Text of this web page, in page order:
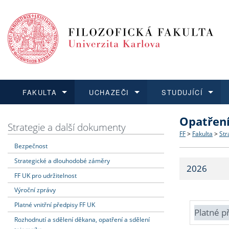
FAKULTA
Dozvědět se více
Struktura
Strategie
Fakultní
UCHAZEČI
Podat přihlášku
Co
Učitelské
STUDUJÍCÍ
Dozvědět se více
Dozvědět se více
O vědě a
Dozvědět se více
Aktuální
Strategie a další dokumenty
Bezpečnost
Strategické a dlouhodobé záměry
FF UK pro udržitelnost
Výroční zprávy
Platné vnitřní předpisy FF UK
Rozhodnutí a sdělení děkana, opatření a sdělení
FF > Fakulta >
2026
Platné